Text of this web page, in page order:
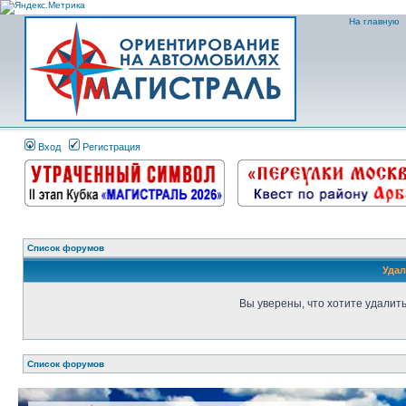
На главную
Вход Регистрация
Список форумов
Вы уверены, что хотите
Список форумов